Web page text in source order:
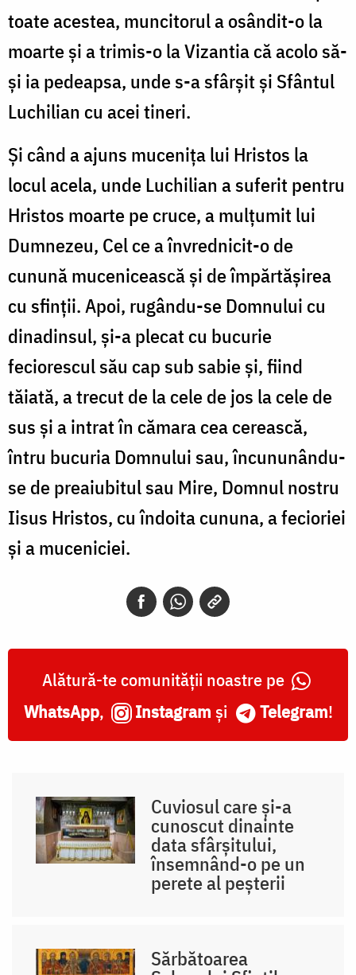
toate acestea, muncitorul a osândit-o la
moarte și a trimis-o la Vizantia că acolo să-
și ia pedeapsa, unde s-a sfârșit și Sfântul
Luchilian cu acei tineri.
Și când a ajuns mucenița lui Hristos la
locul acela, unde Luchilian a suferit pentru
Hristos moarte pe cruce, a mulțumit lui
Dumnezeu, Cel ce a învrednicit-o de
cunună mucenicească și de împărtășirea
cu sfinții. Apoi, rugându-se Domnului cu
dinadinsul, și-a plecat cu bucurie
feciorescul său cap sub sabie și, fiind
tăiată, a trecut de la cele de jos la cele de
sus și a intrat în cămara cea cerească,
întru bucuria Domnului sau, încununându-
se de preaiubitul sau Mire, Domnul nostru
Iisus Hristos, cu îndoita cununa, a fecioriei
și a muceniciei.
Alătură-te comunității noastre pe
WhatsApp, Instagram și Telegram!
Cuviosul care și-a
cunoscut dinainte
data sfârșitului,
însemnând-o pe un
perete al peșterii
Sărbătoarea